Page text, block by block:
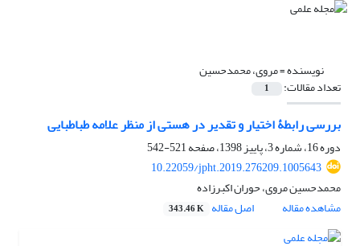
نویسنده =مروی، محمدحسین
تعداد مقالات: 1
بررسی رابطۀ اختیار و تقدیر در هستی از منظر علامه طباطبایی
دوره 16، شماره 3، پاییز 1398، صفحه
521-542
10.22059/jpht.2019.276209.1005643
محمدحسین مروی، حوران اکبرزاده
مشاهده مقاله
اصل مقاله 343.46 K